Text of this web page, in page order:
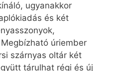
ugyanakkor
és két
úriember
szárnyas oltár két
tárulhat régi és új